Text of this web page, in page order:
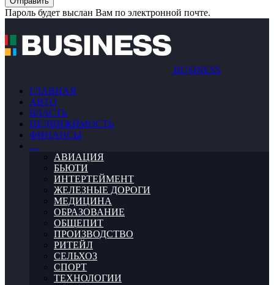
Пароль будет выслан Вам по электронной почте.
BUSINESS
ГЛАВНАЯ
АВТО
ВЛАСТЬ
НЕДВИЖИМОСТЬ
ФИНАНСЫ
…
АВИАЦИЯ
БЬЮТИ
ИНТЕРТЕЙМЕНТ
ЖЕЛЕЗНЫЕ ДОРОГИ
МЕДИЦИНА
ОБРАЗОВАНИЕ
ОБЩЕПИТ
ПРОИЗВОДСТВО
РИТЕЙЛ
СЕЛЬХОЗ
СПОРТ
ТЕХНОЛОГИИ